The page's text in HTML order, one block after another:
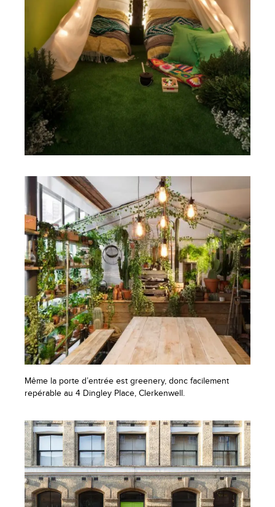
Même la porte d’entrée est greenery, donc facilement
repérable au 4 Dingley Place, Clerkenwell.